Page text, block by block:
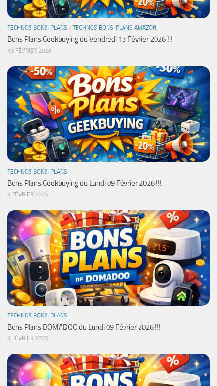
TECHNOS BONS-PLANS / TECHNOS BONS-PLANS AMAZON
Bons Plans Geekbuying du Vendredi 13 Février 2026 !!!
13 FÉVRIER 2026
TECHNOS BONS-PLANS
Bons Plans Geekbuying du Lundi 09 Février 2026 !!!
9 FÉVRIER 2026
TECHNOS BONS-PLANS
Bons Plans DOMADOO du Lundi 09 Février 2026 !!!
9 FÉVRIER 2026